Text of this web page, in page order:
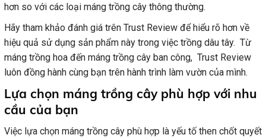
hơn so với các loại máng trồng cây thông thường.
Hãy tham khảo đánh giá trên Trust Review để hiểu rõ hơn về
hiệu quả sử dụng sản phẩm này trong việc trồng dâu tây. Từ
máng trồng hoa đến máng trồng cây ban công, Trust Review
luôn đồng hành cùng bạn trên hành trình làm vườn của mình.
Lựa chọn máng trồng cây phù hợp với nhu
cầu của bạn
Việc lựa chọn máng trồng cây phù hợp là yếu tố then chốt quyết